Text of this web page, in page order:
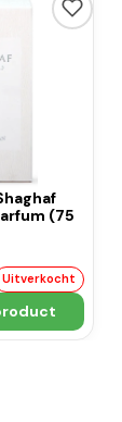
(75
Uitverkocht